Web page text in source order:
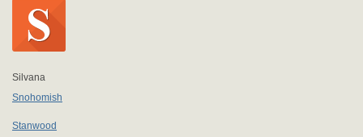
Silvana
Snohomish
Stanwood